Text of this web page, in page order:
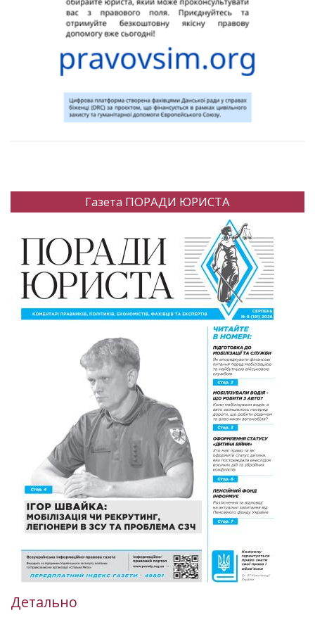
Газета ПОРАДИ ЮРИСТА
Детально